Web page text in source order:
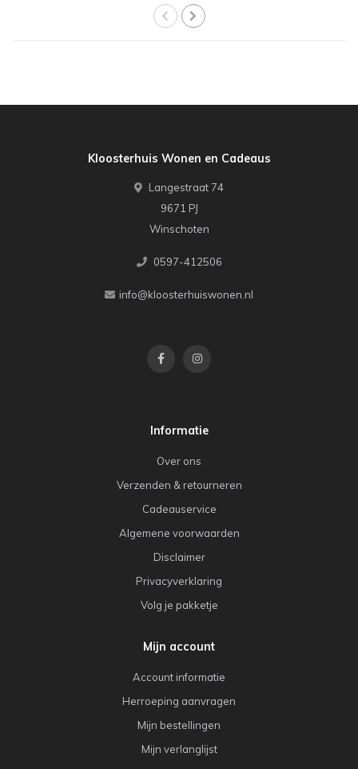
Kloosterhuis Wonen en Cadeaus
Langestraat 74
9671 PJ
Winschoten
0597-412506
info@kloosterhuiswonen.nl
Informatie
Over ons
Verzenden & retourneren
Cadeauservice
Algemene voorwaarden
Disclaimer
Privacyverklaring
Volg je pakketje
Mijn account
Account informatie
Herroeping aanvragen
Mijn bestellingen
Mijn verlanglijst